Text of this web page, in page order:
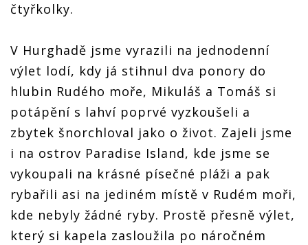
čtyřkolky.
V Hurghadě jsme vyrazili na jednodenní
výlet lodí, kdy já stihnul dva ponory do
hlubin Rudého moře, Mikuláš a Tomáš si
potápění s lahví poprvé vyzkoušeli a
zbytek šnorchloval jako o život. Zajeli jsme
i na ostrov Paradise Island, kde jsme se
vykoupali na krásné písečné pláži a pak
rybařili asi na jediném místě v Rudém moři,
kde nebyly žádné ryby. Prostě přesně výlet,
který si kapela zasloužila po náročném